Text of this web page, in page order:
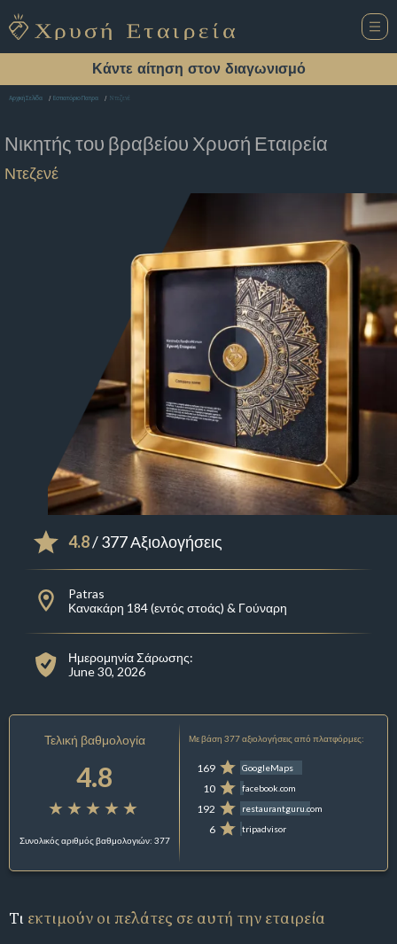
Κάντε αίτηση στον διαγωνισμό
Αρχική Σελίδα Εστιατόριο Πατρα Ντεζενέ
Νικητής του βραβείου Χρυσή Εταιρεία
Ντεζενέ
4.8/ 377 Αξιολογήσεις
Patras
Κανακάρη 184 (εντός στοάς) & Γούναρη
Ημερομηνία Σάρωσης:
June 30, 2026
Τελική βαθμολογία
4.8
Συνολικός αριθμός βαθμολογιών: 377
Με βάση 377 αξιολογήσεις από πλατφόρμες:
169 GoogleMaps
10 facebook.com
192 restaurantguru.com
6 tripadvisor
Τι εκτιμούν οι πελάτες σε αυτή την εταιρεία